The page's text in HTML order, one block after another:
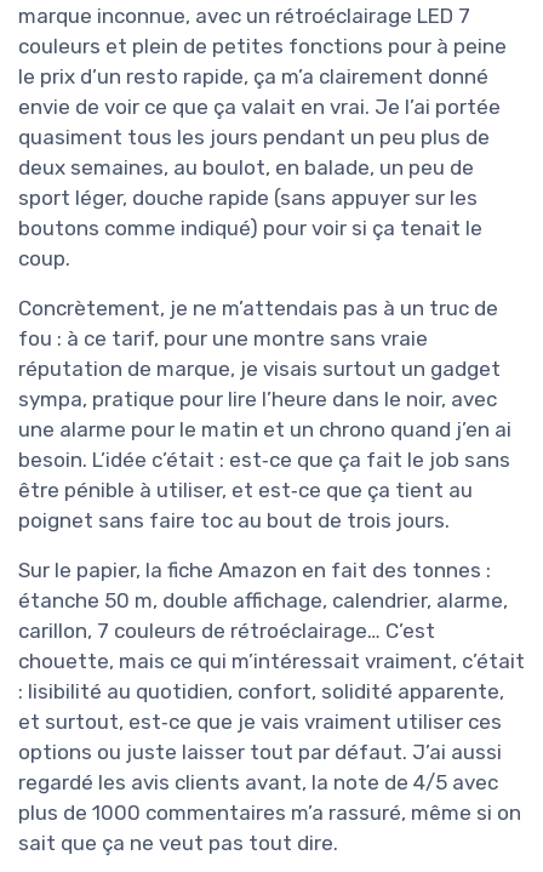
marque inconnue, avec un rétroéclairage LED 7
couleurs et plein de petites fonctions pour à peine
le prix d’un resto rapide, ça m’a clairement donné
envie de voir ce que ça valait en vrai. Je l’ai portée
quasiment tous les jours pendant un peu plus de
deux semaines, au boulot, en balade, un peu de
sport léger, douche rapide (sans appuyer sur les
boutons comme indiqué) pour voir si ça tenait le
coup.
Concrètement, je ne m’attendais pas à un truc de
fou : à ce tarif, pour une montre sans vraie
réputation de marque, je visais surtout un gadget
sympa, pratique pour lire l’heure dans le noir, avec
une alarme pour le matin et un chrono quand j’en ai
besoin. L’idée c’était : est‑ce que ça fait le job sans
être pénible à utiliser, et est‑ce que ça tient au
poignet sans faire toc au bout de trois jours.
Sur le papier, la fiche Amazon en fait des tonnes :
étanche 50 m, double affichage, calendrier, alarme,
carillon, 7 couleurs de rétroéclairage… C’est
chouette, mais ce qui m’intéressait vraiment, c’était
: lisibilité au quotidien, confort, solidité apparente,
et surtout, est‑ce que je vais vraiment utiliser ces
options ou juste laisser tout par défaut. J’ai aussi
regardé les avis clients avant, la note de 4/5 avec
plus de 1000 commentaires m’a rassuré, même si on
sait que ça ne veut pas tout dire.